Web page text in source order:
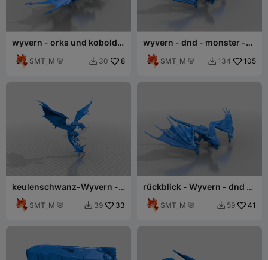
wyvern - orks und kobolde
- tm
SMT_M 🦊  30 8
wyvern - dnd - monster -
dp
SMT_M 🦊  134 105
keulenschwanz-Wyvern -
dnd - monster
SMT_M 🦊  39 33
rückblick - Wyvern - dnd -
Monster - dp
SMT_M 🦊  59 41